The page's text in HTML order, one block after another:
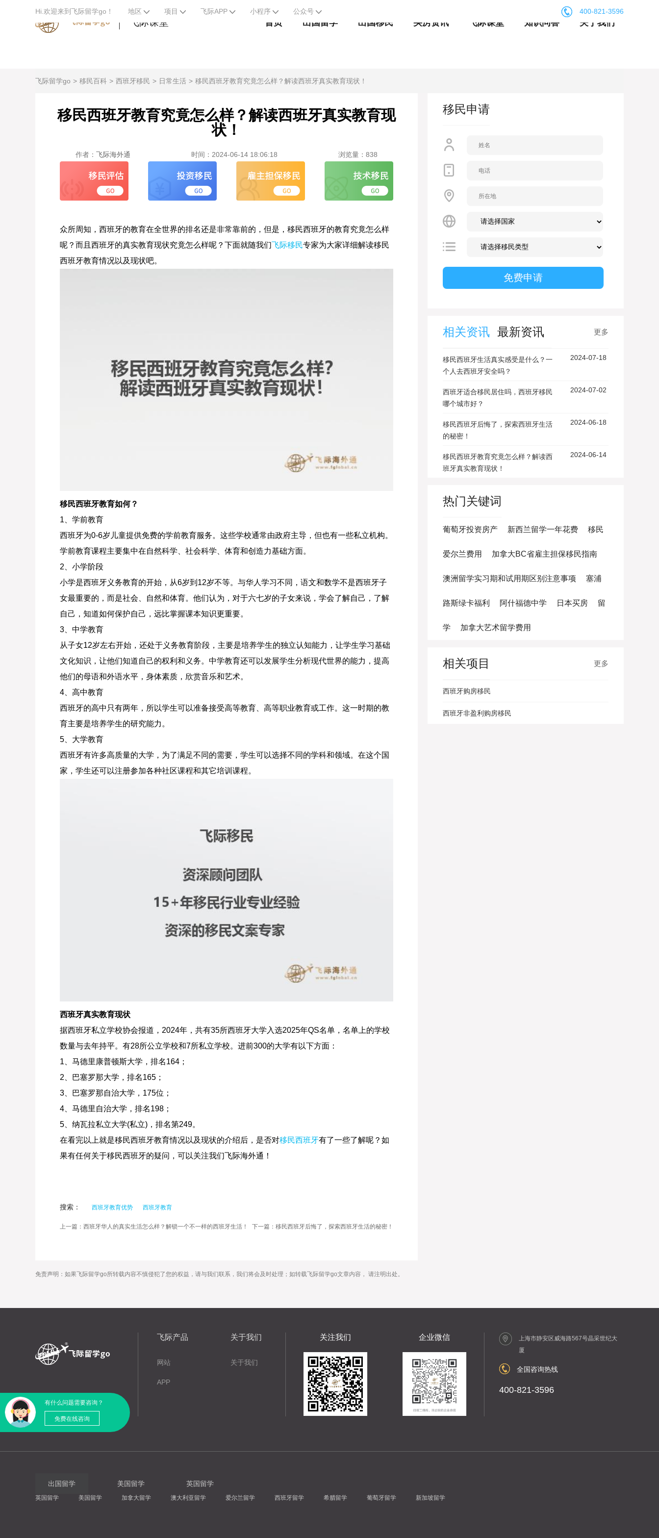
Hi.欢迎来到飞际留学go！ 地区 项目 飞际APP 小程序 公众号 400-821-3596
飞际课堂 首页 出国留学 出国移民 买房资讯 飞际课堂 知识问答 关于我们
飞际留学go 移民百科 西班牙移民 日常生活 移民西班牙教育究竟怎么样？解读西班牙真实教育现状！
移民西班牙教育究竟怎么样？解读西班牙真实教育现
状！
作者： 飞际海外通 时间：2024-06-14 18:06:18 浏览量：838
众所周知，西班牙的教育在全世界的排名还是非常靠前的，但是，移民西班牙的教育究竟怎么样
呢？而且西班牙的真实教育现状究竟怎么样呢？下面就随我们飞际移民专家为大家详细解读移民
西班牙教育情况以及现状吧。
移民西班牙教育如何？
1、学前教育
西班牙为0-6岁儿童提供免费的学前教育服务。这些学校通常由政府主导，但也有一些私立机构。
学前教育课程主要集中在自然科学、社会科学、体育和创造力基础方面。
2、小学阶段
小学是西班牙义务教育的开始，从6岁到12岁不等。与华人学习不同，语文和数学不是西班牙子
女最重要的，而是社会、自然和体育。他们认为，对于六七岁的子女来说，学会了解自己，了解
自己，知道如何保护自己，远比掌握课本知识更重要。
3、中学教育
从子女12岁左右开始，还处于义务教育阶段，主要是培养学生的独立认知能力，让学生学习基础
文化知识，让他们知道自己的权利和义务。中学教育还可以发展学生分析现代世界的能力，提高
他们的母语和外语水平，身体素质，欣赏音乐和艺术。
4、高中教育
西班牙的高中只有两年，所以学生可以准备接受高等教育、高等职业教育或工作。这一时期的教
育主要是培养学生的研究能力。
5、大学教育
西班牙有许多高质量的大学，为了满足不同的需要，学生可以选择不同的学科和领域。在这个国
家，学生还可以注册参加各种社区课程和其它培训课程。
西班牙真实教育现状
据西班牙私立学校协会报道，2024年，共有35所西班牙大学入选2025年QS名单，名单上的学校
数量与去年持平。有28所公立学校和7所私立学校。进前300的大学有以下方面：
1、马德里康普顿斯大学，排名164；
2、巴塞罗那大学，排名165；
3、巴塞罗那自治大学，175位；
4、马德里自治大学，排名198；
5、纳瓦拉私立大学(私立)，排名第249。
在看完以上就是移民西班牙教育情况以及现状的介绍后，是否对移民西班牙有了一些了解呢？如
果有任何关于移民西班牙的疑问，可以关注我们飞际海外通！
搜索： 西班牙教育优势 西班牙教育
上一篇：西班牙华人的真实生活怎么样？解锁一个不一样的西班牙生活！ 下一篇：移民西班牙后悔了，探索西班牙生活的秘密！
免责声明：如果飞际留学go所转载内容不慎侵犯了您的权益，请与我们联系，我们将会及时处理；如转载飞际留学go文章内容， 请注明出处。
移民申请
相关资讯 最新资讯 更多
移民西班牙生活真实感受是什么？一
个人去西班牙安全吗？
2024-07-18
西班牙适合移民居住吗，西班牙移民
哪个城市好？
2024-07-02
移民西班牙后悔了，探索西班牙生活
的秘密！
2024-06-18
移民西班牙教育究竟怎么样？解读西
班牙真实教育现状！
2024-06-14
热门关键词
葡萄牙投资房产 新西兰留学一年花费 移民
爱尔兰费用 加拿大BC省雇主担保移民指南
澳洲留学实习期和试用期区别注意事项 塞浦
路斯绿卡福利 阿什福德中学 日本买房 留
学 加拿大艺术留学费用
相关项目 更多
西班牙购房移民
西班牙非盈利购房移民
有什么问题需要咨询？
免费在线咨询
飞际产品
网站
APP
关于我们
关于我们
关注我们 企业微信
上海市静安区威海路567号晶采世纪大
厦
全国咨询热线
400-821-3596
出国留学 美国留学 英国留学
英国留学 美国留学 加拿大留学 澳大利亚留学 爱尔兰留学 西班牙留学 希腊留学 葡萄牙留学 新加坡留学